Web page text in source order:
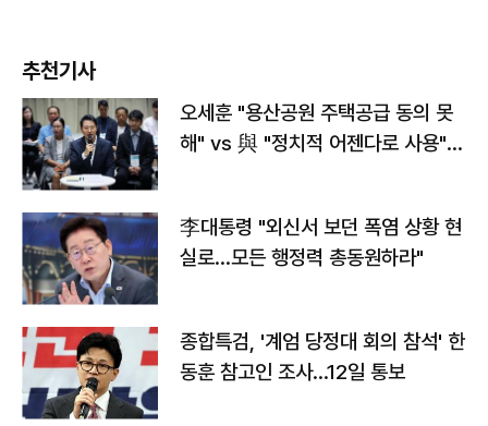
추천기사
오세훈 "용산공원 주택공급 동의 못
해" vs 與 "정치적 어젠다로 사용"
李대통령 "외신서 보던 폭염 상황 현
실로…모든 행정력 총동원하라"
종합특검, '계엄 당정대 회의 참석' 한
동훈 참고인 조사...12일 통보